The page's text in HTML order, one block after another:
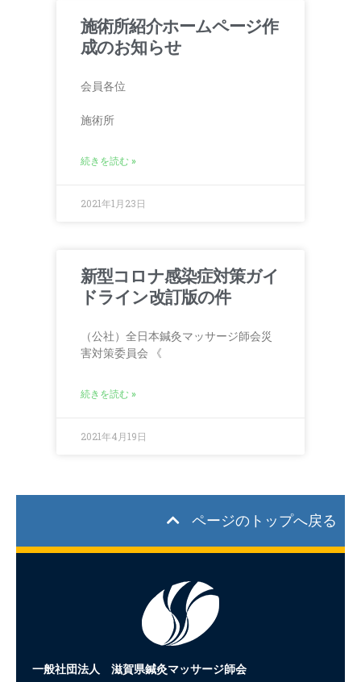
施術所紹介ホームページ作
成のお知らせ
会員各位
施術所
続きを読む »
2021年1月23日
新型コロナ感染症対策ガイ
ドライン改訂版の件
（公社）全日本鍼灸マッサージ師会災
害対策委員会 《
続きを読む »
2021年4月19日
ページのトップへ戻る
一般社団法人 滋賀県鍼灸マッサージ師会